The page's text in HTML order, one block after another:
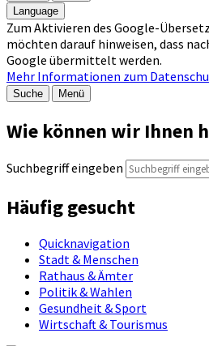
Language
Zum Aktivieren des Google-
möchten darauf hinweisen, dass
Google übermittelt werden.
Mehr Informationen zum
Suche Menü
Wie können wir Ihnen
Suchbegriff eingeben
Häufig gesucht
Quicknavigation
Stadt & Menschen
Rathaus & Ämter
Politik & Wahlen
Gesundheit & Sport
Wirtschaft & Tourismus